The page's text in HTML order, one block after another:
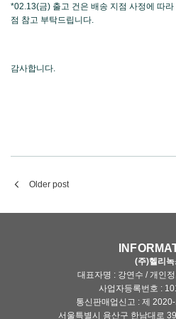
*02.13(금) 출고 건은 배송 지점 사정에 따
점 참고 부탁드립니다.
감사합니다.
Older post
(주)헬리
대표자명 : 강연수 / 개인
사업자등록번호 :
통신판매업신고 : 제
서울특별시 용산구 한남대로